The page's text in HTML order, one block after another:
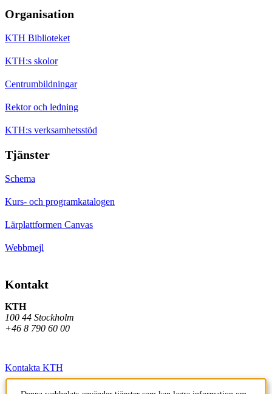
Organisation
KTH Biblioteket
KTH:s skolor
Centrumbildningar
Rektor och ledning
KTH:s verksamhetsstöd
Tjänster
Schema
Kurs- och programkatalogen
Lärplattformen Canvas
Webbmejl
Kontakt
KTH
100 44 Stockholm
+46 8 790 60 00
Kontakta KTH
Jobba på KTH